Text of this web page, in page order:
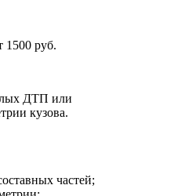
1500 руб.
ДТП или
кузова.
частей;